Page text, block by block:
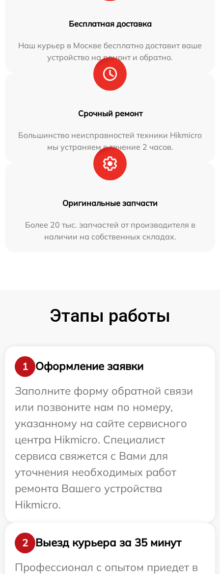
Бесплатная доставка
Наш курьер в Москве бесплатно доставит ваше
устройство на ремонт и обратно.
Срочный ремонт
Большинство неисправностей техники Hikmicro
мы устраняем в течение 2 часов.
Оригинальные запчасти
Более 20 тыс. запчастей от производителя в
наличии на собственных складах.
Этапы работы
1
Оформление заявки
Заполните форму обратной связи
или позвоните нам по номеру,
указанному на сайте сервисного
центра Hikmicro. Специалист
сервиса свяжется с Вами для
уточнения необходимых работ
ремонта Вашего устройства
Hikmicro.
2
Выезд курьера за 35 минут
Профессионал с опытом приедет в